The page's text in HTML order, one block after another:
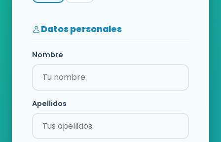
Datos personales
Nombre
Apellidos